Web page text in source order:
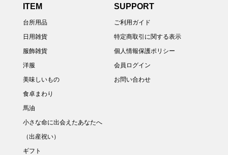
ITEM
台所用品
日用雑貨
服飾雑貨
洋服
美味しいもの
食卓まわり
馬油
小さな命に出会えたあなたへ
（出産祝い）
ギフト
SUPPORT
ご利用ガイド
特定商取引に関する表示
個人情報保護ポリシー
会員ログイン
お問い合わせ